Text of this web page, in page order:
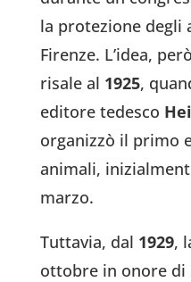
la protezione degli
Firenze. L’idea,
risale al 1925,
editore tedesco
organizzò il primo
animali,
marzo.
Tuttavia, dal 1929,
ottobre in onore di